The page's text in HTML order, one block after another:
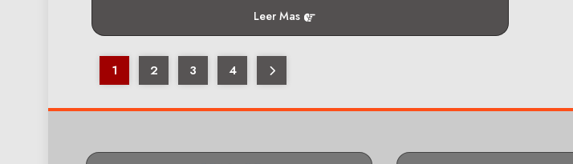
Leer Mas
1 2 3 4